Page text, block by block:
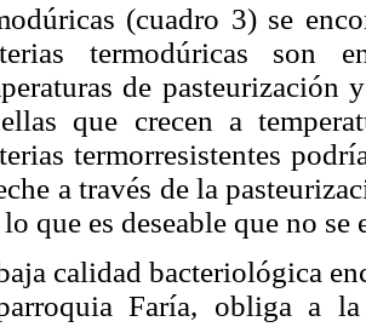
(cuadro 3) se
termodúricas son
de pasteurización
que crecen a
termorresistentes
a través de la
que es deseable que no
calidad bacteriológica
Faría, obliga a la